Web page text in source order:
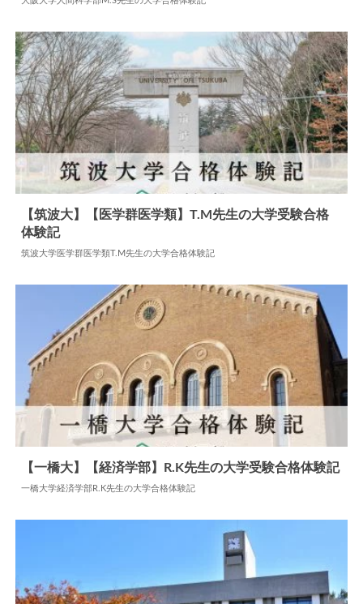
大学合格体験記
【筑波大】【医学群医学類】T.M先生の大学受験合格
体験記
筑波大学医学群医学類T.M先生の大学合格体験記
【一橋大】【経済学部】R.K先生の大学受験合格体験記
一橋大学経済学部R.K先生の大学合格体験記